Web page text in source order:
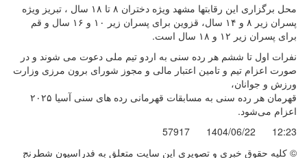
محل برگزاری این رقابتها مشهد ویژه دختران ۸ تا ۱۸ سال ، تبریز ویژه
پسران زیر ۸ و ۱۴ سال، قزوین برای پسران زیر ۱۰ و ۱۶ سال و قم
برای پسران زیر ۱۲ و ۱۸ سال است.
نفرات اول تا ششم هر رده سنی به اردو تیم ملی دعوت می شوند و در
صورت اعزام تیم و تامین اعتبار مالی و مجوز شورای برون مرزی وزارت
ورزش و جوانان،
قهرمان هر رده سنی به مسابقات قهرمانی رده های سنی آسیا ۲۰۲۵
اعزام می‌شود.
12:23
1404/06/22
57917
© کليه حقوق خبری و تصويری اين سايت متعلق به فدراسیون شطرنج